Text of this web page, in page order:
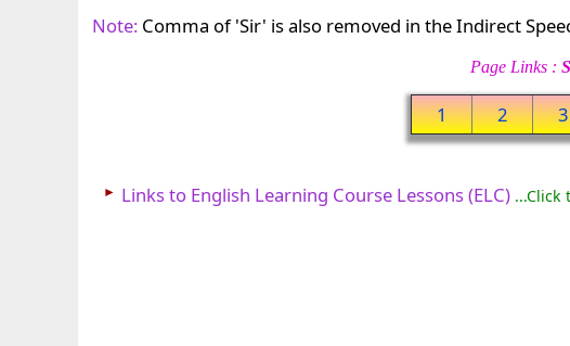
Note: Comma of 'Sir' is also removed in the Indirect
Page Links :
1 2 3
► Links to English Learning Course Lessons (ELC) ...Click